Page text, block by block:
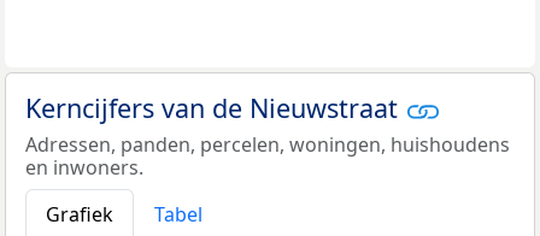
Kerncijfers van de Nieuwstraat
Adressen, panden, percelen, woningen, huishoudens
en inwoners.
Grafiek
Tabel